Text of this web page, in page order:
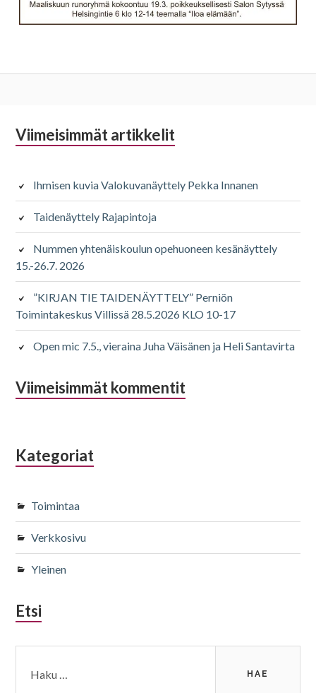
Alapalkin
Viimeisimmät artikkelit
Ihmisen kuvia Valokuvanäyttely Pekka Innanen
Taidenäyttely Rajapintoja
Nummen yhtenäiskoulun opehuoneen kesänäyttely
15.-26.7. 2026
”KIRJAN TIE TAIDENÄYTTELY” Perniön
Toimintakeskus Villissä 28.5.2026 KLO 10-17
Open mic 7.5., vieraina Juha Väisänen ja Heli Santavirta
Viimeisimmät kommentit
Kategoriat
Toimintaa
Verkkosivu
Yleinen
Etsi